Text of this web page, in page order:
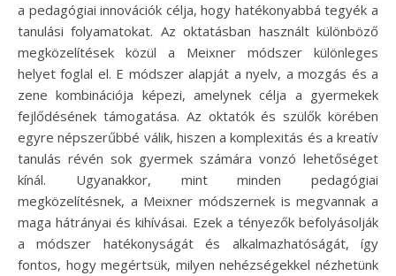
a pedagógiai innovációk célja, hogy hatékonyabbá tegyék a
tanulási folyamatokat. Az oktatásban használt különböző
megközelítések közül a Meixner módszer különleges
helyet foglal el. E módszer alapját a nyelv, a mozgás és a
zene kombinációja képezi, amelynek célja a gyermekek
fejlődésének támogatása. Az oktatók és szülők körében
egyre népszerűbbé válik, hiszen a komplexitás és a kreatív
tanulás révén sok gyermek számára vonzó lehetőséget
kínál. Ugyanakkor, mint minden pedagógiai
megközelítésnek, a Meixner módszernek is megvannak a
maga hátrányai és kihívásai. Ezek a tényezők befolyásolják
a módszer hatékonyságát és alkalmazhatóságát, így
fontos, hogy megértsük, milyen nehézségekkel nézhetünk